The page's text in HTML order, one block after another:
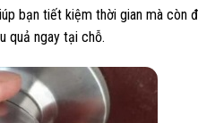
bạn tiết kiệm thời gian mà còn
quả ngay tại chỗ.